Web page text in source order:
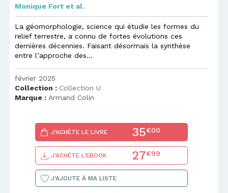
Monique Fort et al.
La géomorphologie, science qui étudie les formes du
relief terrestre, a connu de fortes évolutions ces
dernières décennies. Faisant désormais la synthèse
entre l’approche des...
février 2025
Collection : Collection U
Marque : Armand Colin
J'ACHÈTE LE LIVRE 35€00
J'ACHÈTE L'EBOOK 27€99
J'AJOUTE À MA LISTE